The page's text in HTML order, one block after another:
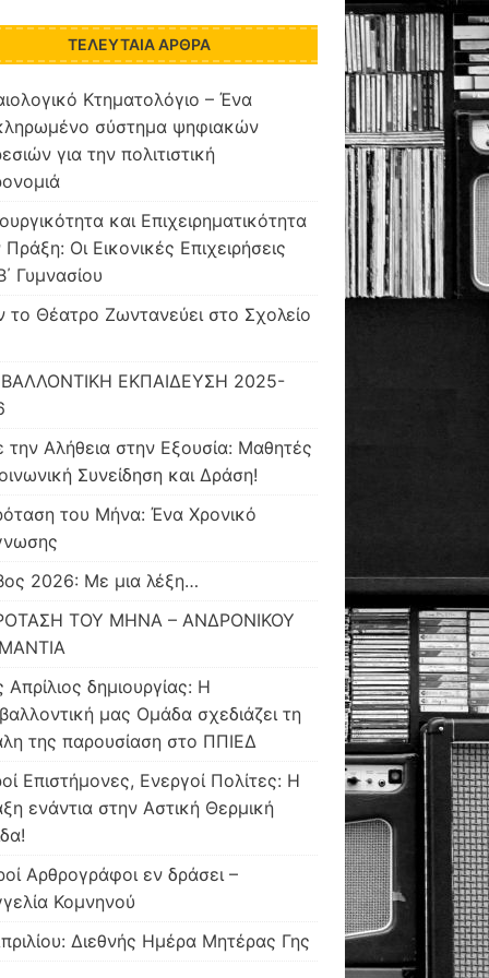
ΤΕΛΕΥΤΑΊΑ ΆΡΘΡΑ
Κτηματολόγιο – Ένα
σύστημα ψηφιακών
για την πολιτιστική
και Επιχειρηματικότητα
Οι Εικονικές Επιχειρήσεις
Γυμνασίου
το Θέατρο Ζωντανεύει στο Σχολείο
ΕΚΠΑΙΔΕΥΣΗ 2025-
την Αλήθεια στην Εξουσία: Μαθητές
Συνείδηση και Δράση!
του Μήνα: Ένα Χρονικό
2026: Με μια λέξη…
ΤΟΥ ΜΗΝΑ – ΑΝΔΡΟΝΙΚΟΥ
Απρίλιος δημιουργίας: Η
μας Ομάδα σχεδιάζει τη
της παρουσίαση στο ΠΠΙΕΔ
Επιστήμονες, Ενεργοί Πολίτες: Η
ενάντια στην Αστική Θερμική
Αρθρογράφοι εν δράσει –
Κομνηνού
Διεθνής Ημέρα Μητέρας Γης